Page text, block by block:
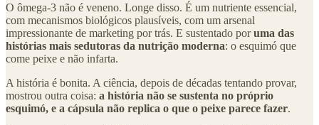
O ômega-3 não é veneno. Longe disso. É um nutriente essencial,
com mecanismos biológicos plausíveis, com um arsenal
impressionante de marketing por trás. E sustentado poruma das
histórias mais sedutoras da nutrição moderna: o esquimó que
come peixe e não infarta.
A história é bonita. A ciência, depois de décadas tentando provar,
mostrou outra coisa: a história não se sustenta no próprio
esquimó, e a cápsula não replica o que o peixe parece fazer.